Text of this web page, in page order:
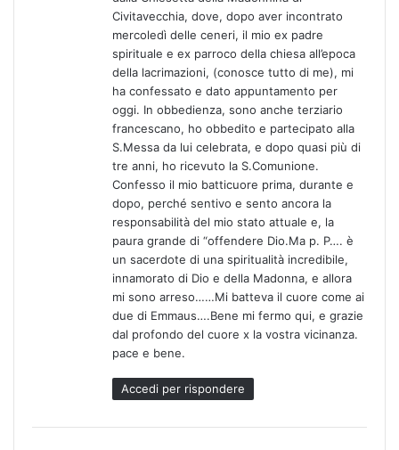
Civitavecchia, dove, dopo aver incontrato
mercoledì delle ceneri, il mio ex padre
spirituale e ex parroco della chiesa all’epoca
della lacrimazioni, (conosce tutto di me), mi
ha confessato e dato appuntamento per
oggi. In obbedienza, sono anche terziario
francescano, ho obbedito e partecipato alla
S.Messa da lui celebrata, e dopo quasi più di
tre anni, ho ricevuto la S.Comunione.
Confesso il mio batticuore prima, durante e
dopo, perché sentivo e sento ancora la
responsabilità del mio stato attuale e, la
paura grande di “offendere Dio.Ma p. P…. è
un sacerdote di una spiritualità incredibile,
innamorato di Dio e della Madonna, e allora
mi sono arreso……Mi batteva il cuore come ai
due di Emmaus….Bene mi fermo qui, e grazie
dal profondo del cuore x la vostra vicinanza.
pace e bene.
Accedi per rispondere